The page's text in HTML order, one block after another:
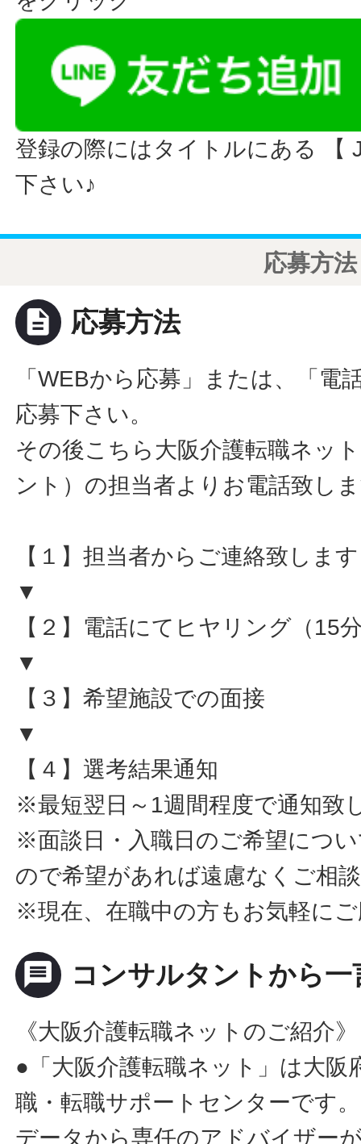
登録の際にはタイトルにある 【
下さい♪
応募方法
description 応募方法
「WEBから応募」または、「電
応募下さい。
その後こちら大阪介護転職ネッ
ント）の担当者よりお電話致し
【１】担当者からご連絡致します
▼
【２】電話にてヒヤリング（15
▼
【３】希望施設での面接
▼
【４】選考結果通知
※最短翌日～1週間程度で通知致
※面談日・入職日のご希望につ
ので希望があれば遠慮なくご相
※現在、在職中の方もお気軽に
message コンサルタントから一
《大阪介護転職ネットのご紹介》
●「大阪介護転職ネット」は大阪
職・転職サポートセンターです
データから専任のアドバイザー